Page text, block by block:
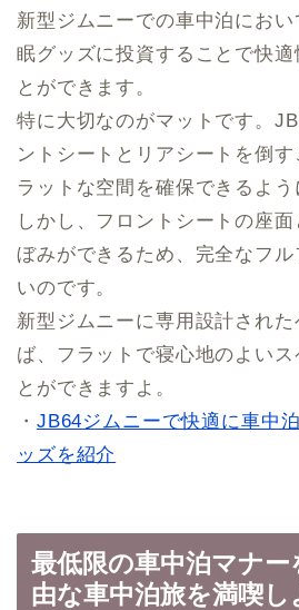
新型ジムニーでの車中泊にお
眠グッズに投資することで快適
とができます。
特に大切なのがマットです。
ントシートとリアシートを倒
ラットな空間を確保できるよう
しかし、フロントシートの座面
ぼみができるため、完全なフ
いのです。
新型ジムニーに専用設計された
ば、フラットで寝心地のよい
とができますよ。
・ JB64ジムニーで快適に車中
ッズを紹介
最低限の車中泊マナー
由な車中泊旅を満喫し